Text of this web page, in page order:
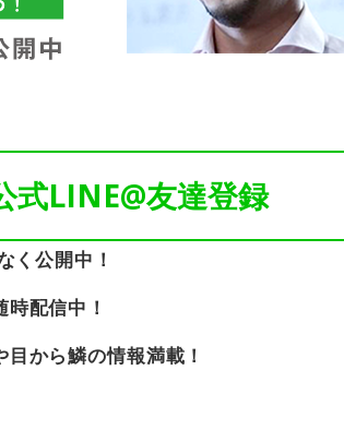
式LINE@友達登録
く公開中！
時配信中！
から鱗の情報満載！